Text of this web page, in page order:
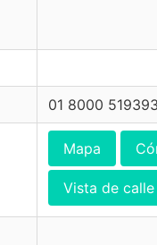
01 8000 519393
Mapa
Vista de calle